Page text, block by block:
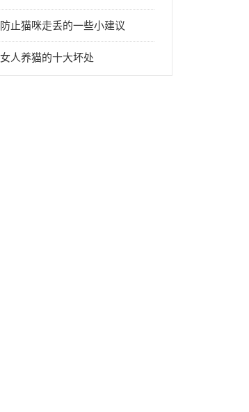
防止猫咪走丢的一些小建议
女人养猫的十大坏处